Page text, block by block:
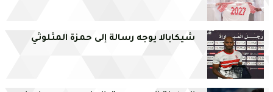
شيكابالا يوجه رسالة إلى حمزة المثلوثي